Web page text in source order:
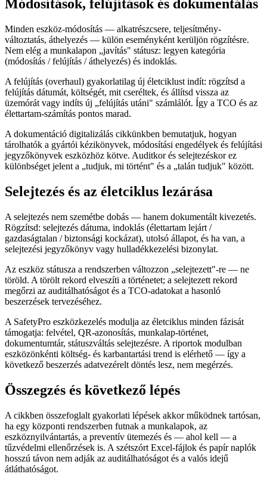
Módosítások, felújítások és dokumentálás
Minden eszköz-módosítás — alkatrészcsere, teljesítmény-
változtatás, áthelyezés — külön eseményként kerüljön rögzítésre.
Nem elég a munkalapon „javítás" státusz: legyen kategória
(módosítás / felújítás / áthelyezés) és indoklás.
A felújítás (overhaul) gyakorlatilag új életciklust indít: rögzítsd a
felújítás dátumát, költségét, mit cseréltek, és állítsd vissza az
üzemórát vagy indíts új „felújítás utáni" számlálót. Így a TCO és az
élettartam-számítás pontos marad.
A dokumentáció digitalizálás cikkünkben bemutatjuk, hogyan
tárolhatók a gyártói kézikönyvek, módosítási engedélyek és felújítási
jegyzőkönyvek eszközhöz kötve. Auditkor és selejtezéskor ez
különbséget jelent a „tudjuk, mi történt" és a „talán tudjuk" között.
Selejtezés és az életciklus lezárása
A selejtezés nem szemétbe dobás — hanem dokumentált kivezetés.
Rögzítsd: selejtezés dátuma, indoklás (élettartam lejárt /
gazdaságtalan / biztonsági kockázat), utolsó állapot, és ha van, a
selejtezési jegyzőkönyv vagy hulladékkezelési bizonylat.
Az eszköz státusza a rendszerben változzon „selejtezett"-re — ne
töröld. A törölt rekord elveszíti a történetet; a selejtezett rekord
megőrzi az auditálhatóságot és a TCO-adatokat a hasonló
beszerzések tervezéséhez.
A SafetyPro eszközkezelés modulja az életciklus minden fázisát
támogatja: felvétel, QR-azonosítás, munkalap-történet,
dokumentumtár, státuszváltás selejtezésre. A riportok modulban
eszközönkénti költség- és karbantartási trend is elérhető — így a
következő beszerzés adatvezérelt döntés lesz, nem megérzés.
Összegzés és következő lépés
A cikkben összefoglalt gyakorlati lépések akkor működnek tartósan,
ha egy központi rendszerben futnak a munkalapok, az
eszköznyilvántartás, a preventív ütemezés és — ahol kell — a
tűzvédelmi ellenőrzések is. A szétszórt Excel-fájlok és papír naplók
hosszú távon nem adják az auditálhatóságot és a valós idejű
átláthatóságot.